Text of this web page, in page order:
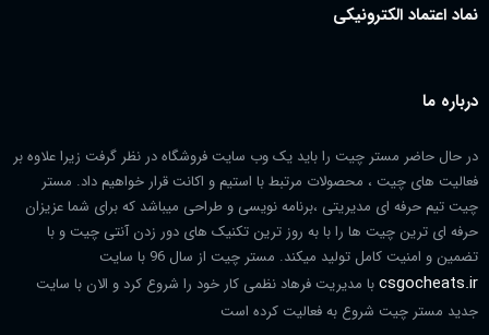
نماد اعتماد الکترونیکی
درباره ما
در حال حاضر مستر چیت را باید یک وب سایت فروشگاه در نظر گرفت زیرا علاوه بر
فعالیت های چیت ، محصولات مرتبط با استیم و اکانت قرار خواهیم داد. مستر
چیت تیم حرفه ای مدیریتی ،برنامه نویسی و طراحی میباشد که برای شما عزیزان
حرفه ای ترین چیت ها را با به روز ترین تکنیک های دور زدن آنتی چیت و با
تضمین و امنیت کامل تولید میکند. مستر چیت از سال 96 با سایت
csgocheats.irبا مدیریت فرهاد نظمی کار خود را شروع کرد و الان با سایت
جدید مستر چیت شروع به فعالیت کرده است